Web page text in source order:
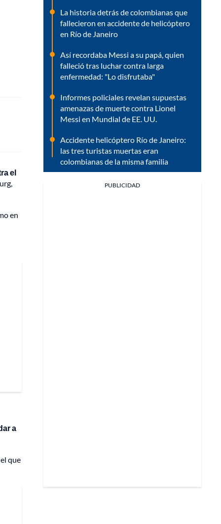
el
en
a
que
La historia detrás de colombianas que
fallecieron en accidente de helicóptero
en Río de Janeiro
Así recordaba Messi a su papá, quien
falleció tras luchar contra larga
enfermedad: "Lo disfrutaba"
Informes policiales revelan supuestas
amenazas de muerte contra Lionel
Messi en Mundial de EE. UU.
Accidente helicóptero Río de Janeiro:
las tres turistas muertas eran
colombianas de la misma familia
PUBLICIDAD